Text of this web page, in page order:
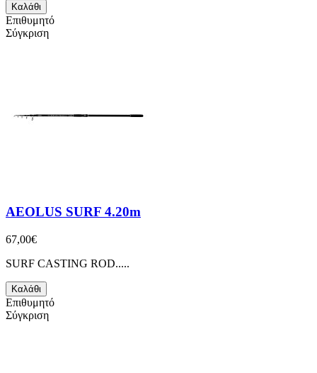
Καλάθι
Επιθυμητό
Σύγκριση
AEOLUS SURF 4.20m
67,00€
SURF CASTING ROD.....
Καλάθι
Επιθυμητό
Σύγκριση